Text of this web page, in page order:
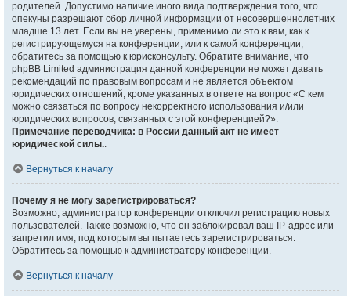
родителей. Допустимо наличие иного вида подтверждения того, что
опекуны разрешают сбор личной информации от несовершеннолетних
младше 13 лет. Если вы не уверены, применимо ли это к вам, как к
регистрирующемуся на конференции, или к самой конференции,
обратитесь за помощью к юрисконсульту. Обратите внимание, что
phpBB Limited администрация данной конференции не может давать
рекомендаций по правовым вопросам и не является объектом
юридических отношений, кроме указанных в ответе на вопрос «С кем
можно связаться по вопросу некорректного использования и/или
юридических вопросов, связанных с этой конференцией?».
Примечание переводчика: в России данный акт не имеет
юридической силы..
Вернуться к началу
Почему я не могу зарегистрироваться?
Возможно, администратор конференции отключил регистрацию новых
пользователей. Также возможно, что он заблокировал ваш IP-адрес или
запретил имя, под которым вы пытаетесь зарегистрироваться.
Обратитесь за помощью к администратору конференции.
Вернуться к началу